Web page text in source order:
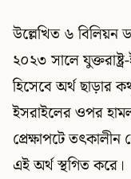
উল্লেখিত ৬ বিলিয়ন
২০২৩ সালে
হিসেবে অর্থ ছাড়ার
ইসরাইলের ওপর
প্রেক্ষাপটে
এই অর্থ স্থগিত করে।